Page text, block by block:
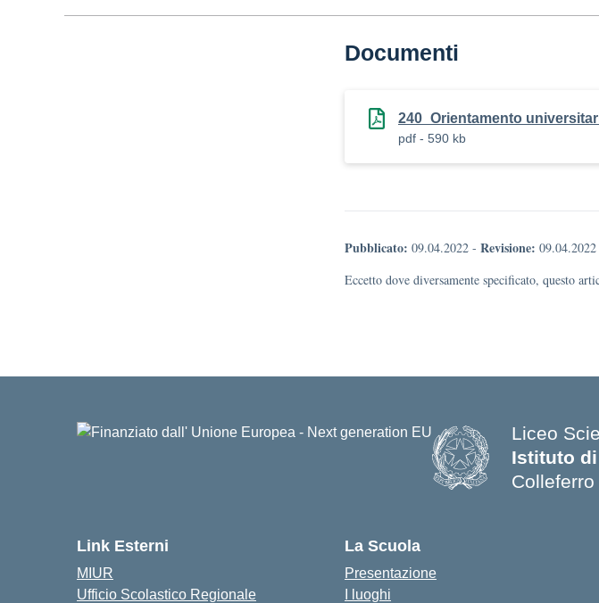
Documenti
240_Orientamento
pdf - 590 kb
Pubblicato: 09.04.2022 - Revisione: 09.04.2022
Eccetto dove diversamente specificato, questo
Liceo
Istituto
Colleferro
Link Esterni
MIUR
Ufficio Scolastico Regionale
La Scuola
Presentazione
I luoghi